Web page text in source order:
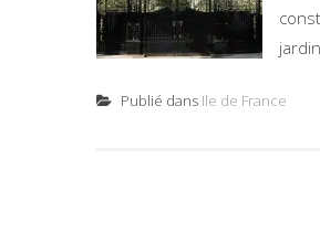
Publié dans Ile de France